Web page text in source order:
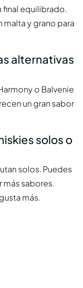
final equilibrado.
y grano para
alternativas
o Balvenie
un gran sabor
solos o
solos. Puedes
más sabores.
más.